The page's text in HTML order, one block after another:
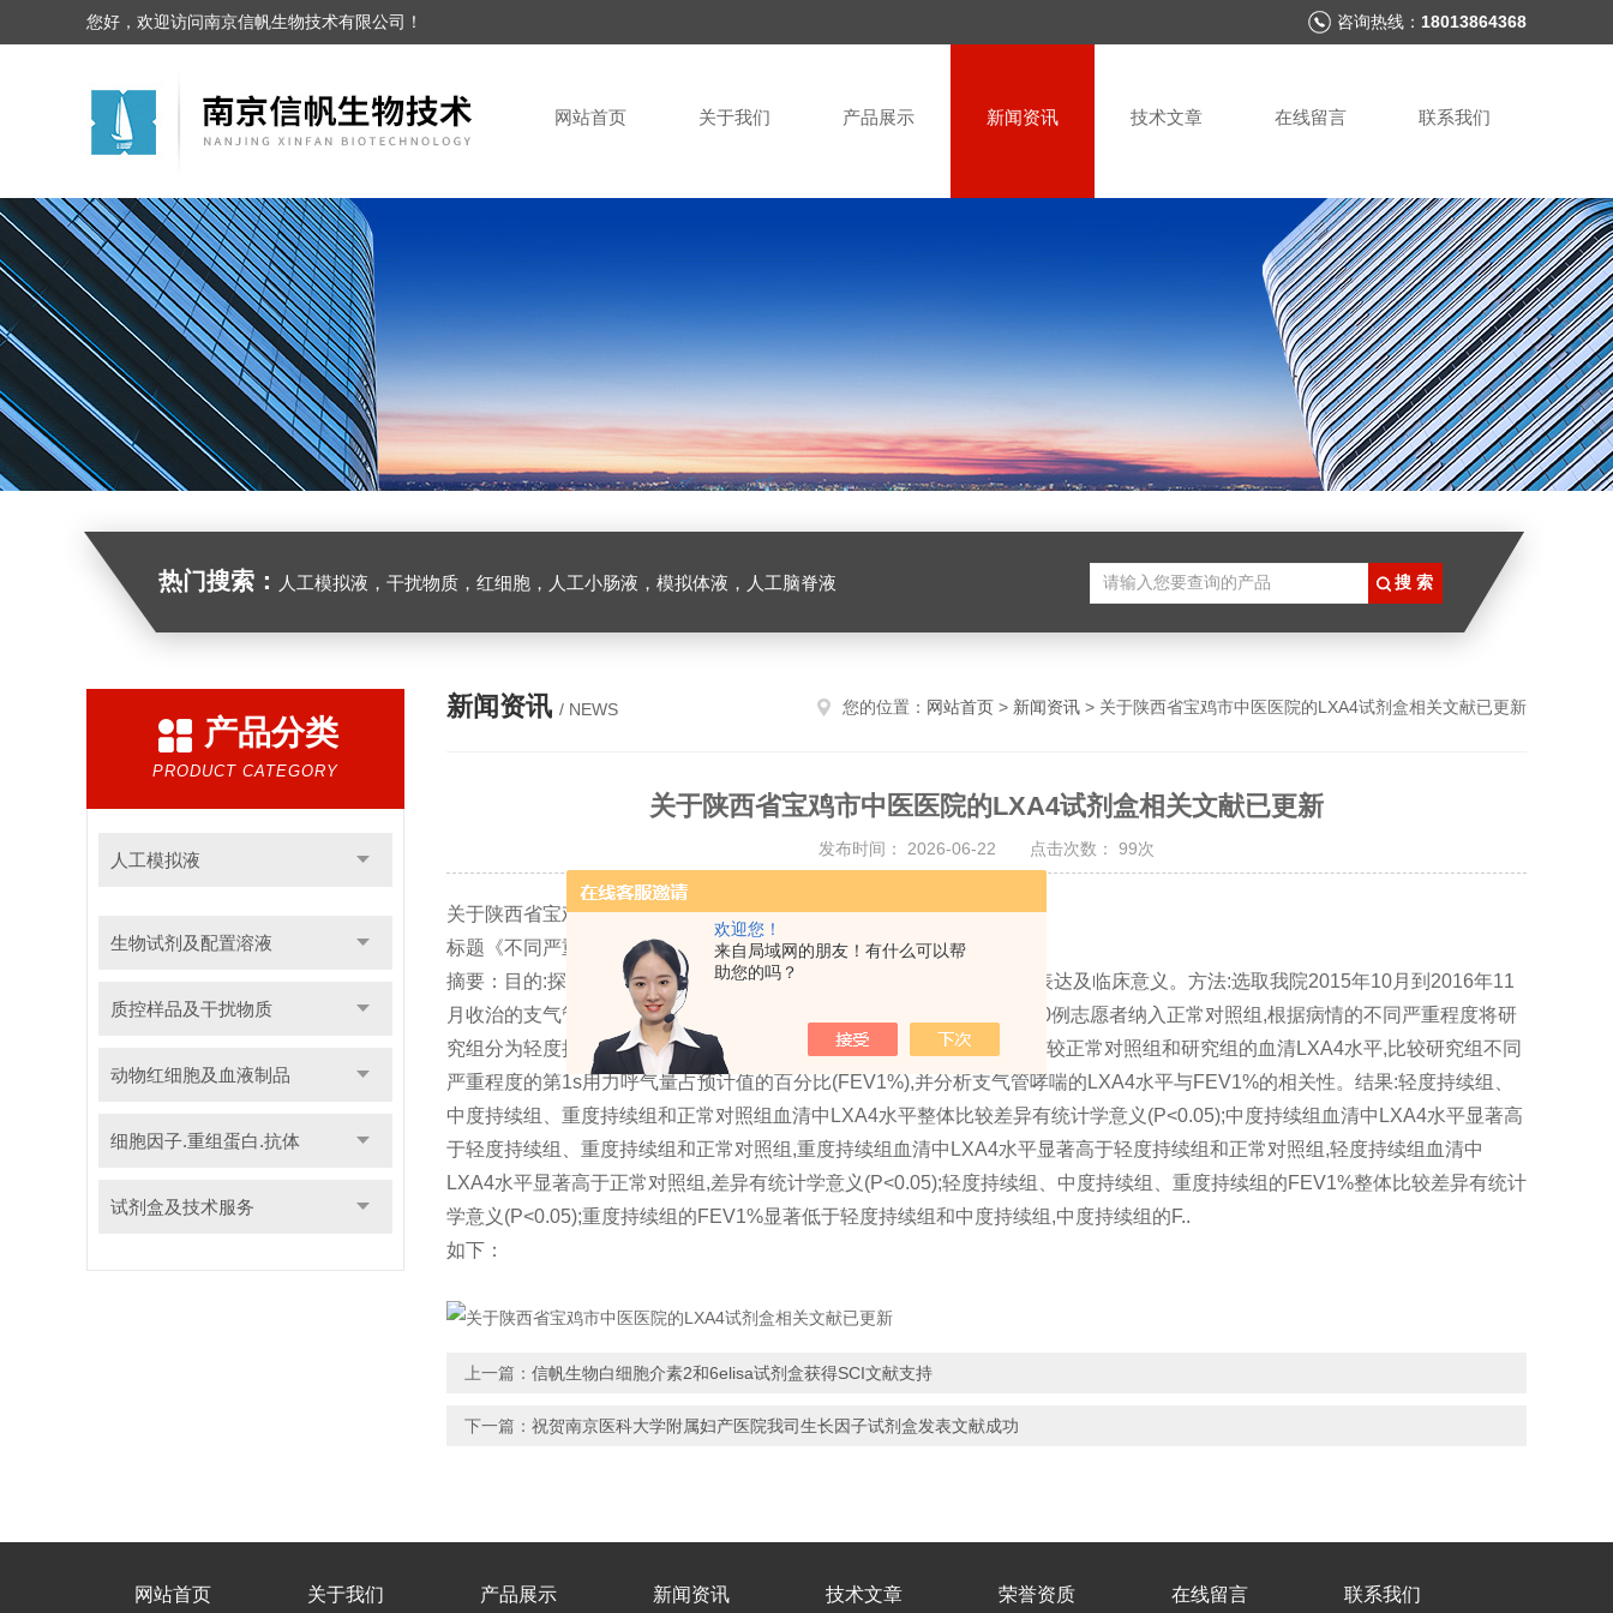
欢迎您！
来自局域网的朋友！有什么可以帮
助您的吗？
您好，欢迎访问南京信帆生物技术有限公司！ 咨询热线： 18013864368
网站首页 关于我们 产品展示 新闻资讯 技术文章 在线留言 联系我们
热门搜索： 人工模拟液，干扰物质，红细胞，人工小肠液，模拟体液，人工脑脊液
产品分类
PRODUCT CATEGORY
人工模拟液
生物试剂及配置溶液
质控样品及干扰物质
动物红细胞及血液制品
细胞因子.重组蛋白.抗体
试剂盒及技术服务
新闻资讯 / NEWS 您的位置： 网站首页 > 新闻资讯 > 关于陕西省宝鸡市中医医院的LXA4试剂盒相关文献已更新
关于陕西省宝鸡市中医医院的LXA4试剂盒相关文献已更新
发布时间： 2026-06-22 点击次数： 99次
关于陕西省宝鸡市中医医院的LXA4试剂盒相关文献已更新
标题《不同严重程度支气管哮喘血清LXA4水平的表达及临床意义》
摘要：目的:探讨不同严重程度支气管哮喘血清脂氧素A4(LXA4)水平的表达及临床意义。方法:选取我院2015年10月到2016年11
月收治的支气管哮喘86例作为研究组,另选同期我院体检结果为健康的40例志愿者纳入正常对照组,根据病情的不同严重程度将研
究组分为轻度持续组(26例)、中度持续组(36例)、重度持续组(24例)。比较正常对照组和研究组的血清LXA4水平,比较研究组不同
严重程度的第1s用力呼气量占预计值的百分比(FEV1%),并分析支气管哮喘的LXA4水平与FEV1%的相关性。结果:轻度持续组、
中度持续组、重度持续组和正常对照组血清中LXA4水平整体比较差异有统计学意义(P<0.05);中度持续组血清中LXA4水平显著高
于轻度持续组、重度持续组和正常对照组,重度持续组血清中LXA4水平显著高于轻度持续组和正常对照组,轻度持续组血清中
LXA4水平显著高于正常对照组,差异有统计学意义(P<0.05);轻度持续组、中度持续组、重度持续组的FEV1%整体比较差异有统计
学意义(P<0.05);重度持续组的FEV1%显著低于轻度持续组和中度持续组,中度持续组的F..
如下：
上一篇： 信帆生物白细胞介素2和6elisa试剂盒获得SCI文献支持
下一篇： 祝贺南京医科大学附属妇产医院我司生长因子试剂盒发表文献成功
网站首页 关于我们 产品展示 新闻资讯 技术文章 荣誉资质 在线留言 联系我们